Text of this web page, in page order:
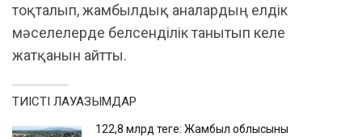
тоқталып, жамбылдық аналардың елдік
мәселелерде белсенділік танытып келе
жатқанын айтты.
ТИІСТІ ЛАУАЗЫМДАР
122,8 млрд теңге: Жамбыл облысының